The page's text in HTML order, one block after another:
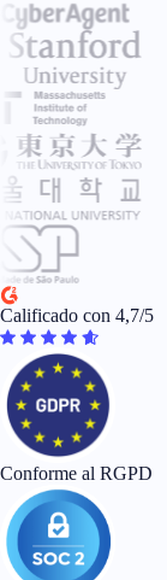
Calificado con 4,7/5
Conforme al RGPD